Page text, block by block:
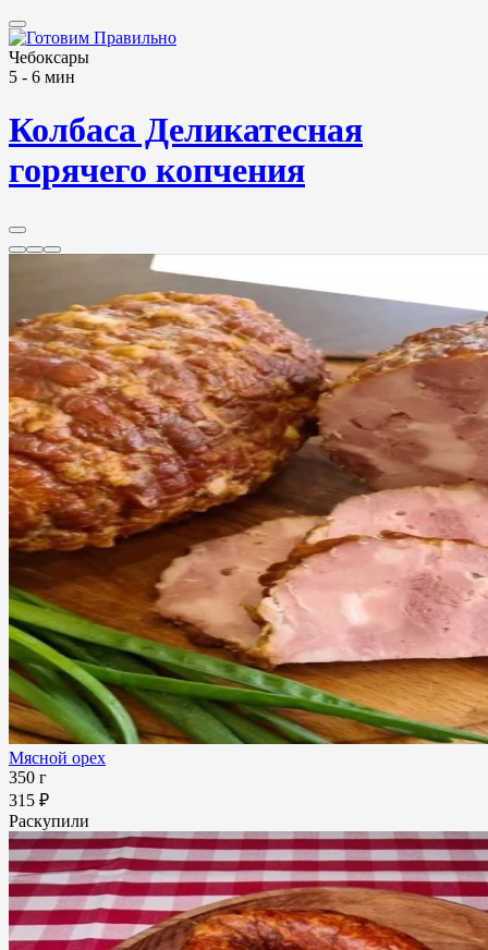
Чебоксары
5 - 6 мин
Колбаса Деликатесная
горячего копчения
Мясной орех
350 г
315 ₽
Раскупили